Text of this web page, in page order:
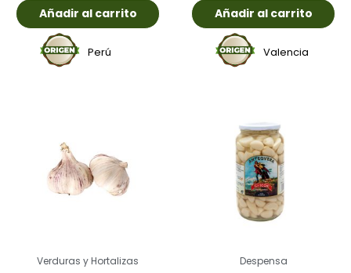
Añadir al carrito
Perú
Añadir al carrito
Valencia
Verduras y Hortalizas Despensa